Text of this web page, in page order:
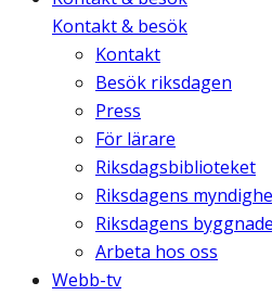
Kontakt & besök
Kontakt
Besök riksdagen
Press
För lärare
Riksdagsbiblioteket
Riksdagens
Riksdagens
Arbeta hos oss
Webb-tv